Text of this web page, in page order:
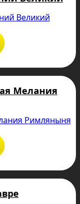
Мелания